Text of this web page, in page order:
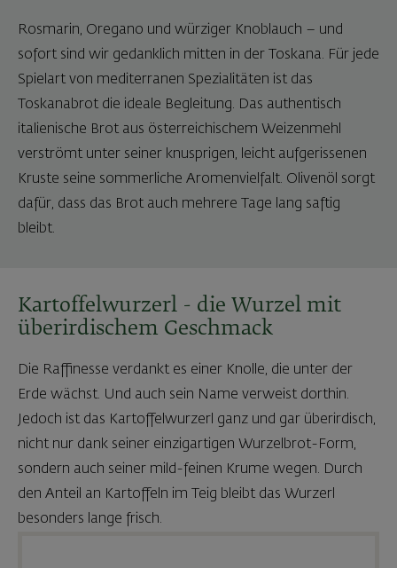
Rosmarin, Oregano und würziger Knoblauch – und
sofort sind wir gedanklich mitten in der Toskana. Für jede
Spielart von mediterranen Spezialitäten ist das
Toskanabrot die ideale Begleitung. Das authentisch
italienische Brot aus österreichischem Weizenmehl
verströmt unter seiner knusprigen, leicht aufgerissenen
Kruste seine sommerliche Aromenvielfalt. Olivenöl sorgt
dafür, dass das Brot auch mehrere Tage lang saftig
bleibt.
Kartoffelwurzerl - die Wurzel mit
überirdischem Geschmack
Die Raffinesse verdankt es einer Knolle, die unter der
Erde wächst. Und auch sein Name verweist dorthin.
Jedoch ist das Kartoffelwurzerl ganz und gar überirdisch,
nicht nur dank seiner einzigartigen Wurzelbrot-Form,
sondern auch seiner mild-feinen Krume wegen. Durch
den Anteil an Kartoffeln im Teig bleibt das Wurzerl
besonders lange frisch.